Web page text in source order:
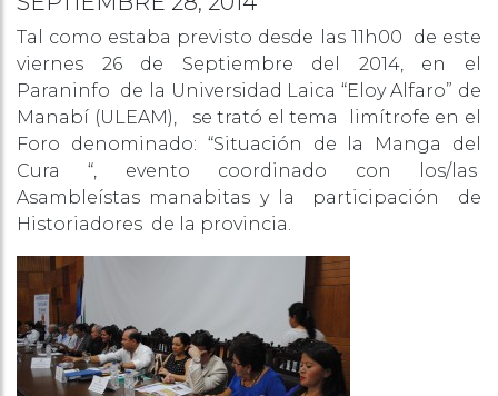
Tal como estaba previsto desde las 11h00 de este
viernes 26 de Septiembre del 2014, en el
Paraninfo de la Universidad Laica “Eloy Alfaro” de
Manabí (ULEAM), se trató el tema limítrofe en el
Foro denominado: “Situación de la Manga del
Cura “, evento coordinado con los/las
Asambleístas manabitas y la participación de
Historiadores de la provincia.